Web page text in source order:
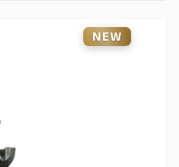
NEW